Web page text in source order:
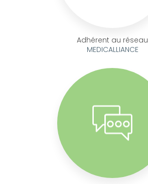
Adhérent au réseau
MEDICALLIANCE